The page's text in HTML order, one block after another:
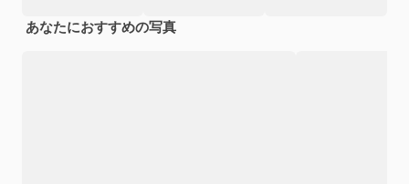
あなたにおすすめの写真